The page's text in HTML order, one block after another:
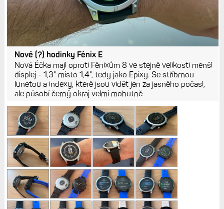
Nové (?) hodinky Fénix E
Nová Éčka mají oproti Fénixům 8 ve stejné velikosti menší
displej - 1,3" místo 1,4", tedy jako Epixy. Se stříbrnou
lunetou a indexy, které jsou vidět jen za jasného počasí,
ale působí černý okraj velmi mohutně